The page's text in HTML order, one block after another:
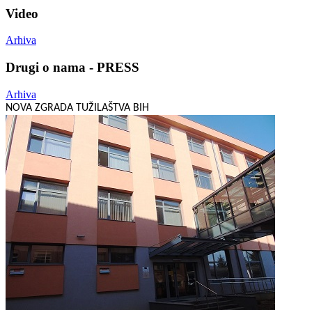
Video
Arhiva
Drugi o nama - PRESS
Arhiva
NOVA ZGRADA TUŽILAŠTVA BIH